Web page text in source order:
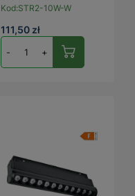
Kod:STR2-10W-W
111,50 zł
- +